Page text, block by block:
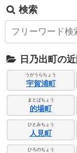
検索
日乃出町の
うがうらちょう
宇賀浦町
まとばちょう
的場町
ひとみちょう
人見町
ひろのちょう